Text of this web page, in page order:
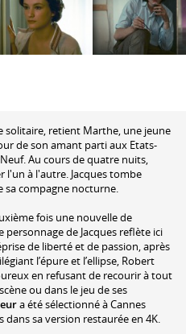
solitaire, retient Marthe, une jeune
de son amant parti aux Etats-
Au cours de quatre nuits,
l'un à l'autre. Jacques tombe
sa compagne nocturne.
fois une nouvelle de
personnage de Jacques reflète ici
de liberté et de passion, après
l’épure et l’ellipse, Robert
en refusant de recourir à tout
ou dans le jeu de ses
a été sélectionné à Cannes
dans sa version restaurée en 4K.